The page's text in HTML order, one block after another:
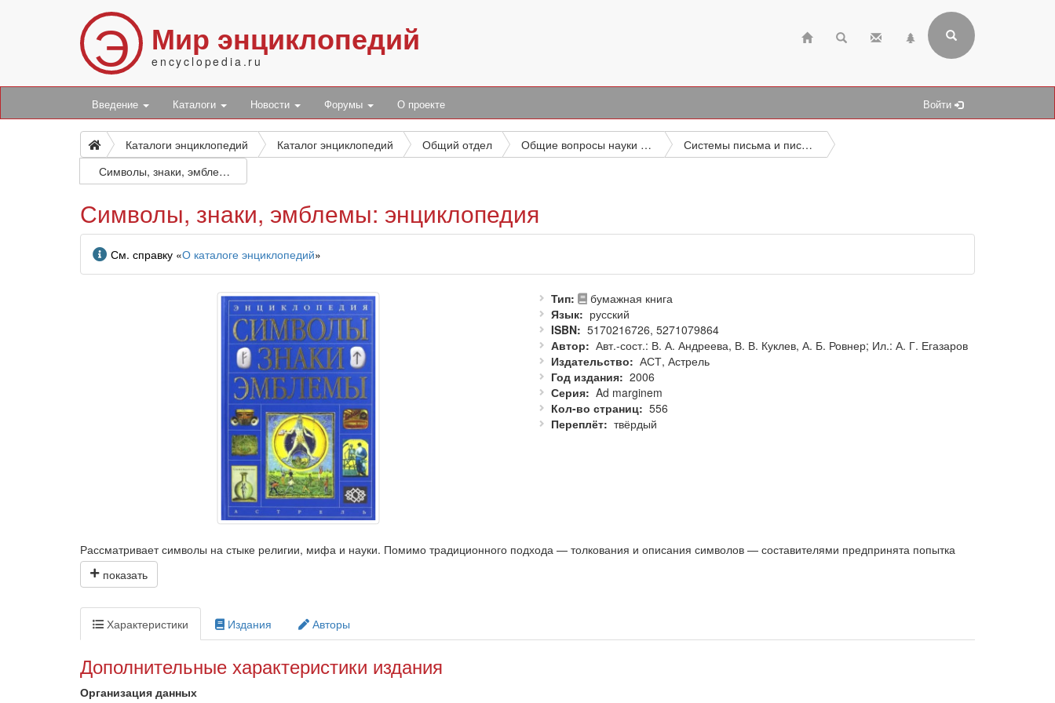
Э Мир энциклопедий
encyclopedia.ru
Введение Каталоги Новости Форумы О проекте Войти
Каталоги энциклопедий Каталог энциклопедий Общий отдел Общие вопросы науки и культуры
Системы письма и письменности. Знаки и символы. Семиотика в целом. Коды. Графическое представление мысли
Символы, знаки, эмблемы: энциклопедия
Символы, знаки, эмблемы: энциклопедия
Информация
См. справку «О каталоге энциклопедий»
Тип
бумажная книга
Язык
русский
ISBN
5170216726, 5271079864
Автор
Авт.-сост.: В. А. Андреева, В. В. Куклев, А. Б. Ровнер; Ил.: А. Г. Егазаров
Издательство
АСТ, Астрель
Год издания
2006
Серия
Ad marginem
Кол-во страниц
556
Переплёт
твёрдый
Рассматривает символы на стыке религии, мифа и науки. Помимо традиционного подхода — толкования и описания символов — составителями предпринята попытка
представить символ как акт непосредственного переживания, в качестве моста, который соединяет разные планы бытия. Не обойдена вниманием роль символического
мышления в архитектуре, музыке, искусстве. Особый интерес могут представлять примеры анализа пропагандистского искусства большевистской России и Третьего
Содержит множество чёрно-белых и цветных иллюстраций.
Характеристики Издания Авторы
Дополнительные характеристики издания
Организация данных